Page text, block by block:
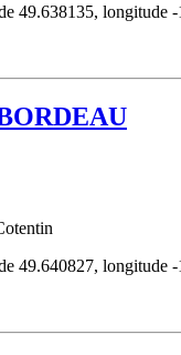
49.638135, longitude
49.640827, longitude